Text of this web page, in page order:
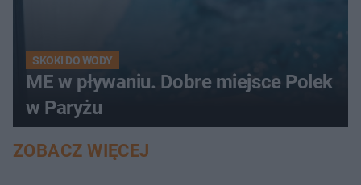
SKOKI DO WODY
ME w pływaniu. Dobre miejsce Polek
w Paryżu
ZOBACZ WIĘCEJ